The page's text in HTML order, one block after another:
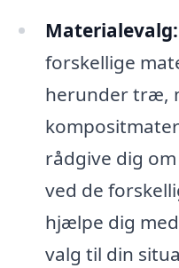
Materialevalg:
forskellige
herunder træ,
rådgive dig
ved de
hjælpe dig
valg til din